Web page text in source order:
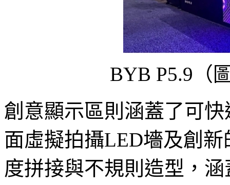
BYB P5.9（
創意顯示區則涵蓋了可
面虛擬拍攝LED墻及創
度拼接與不規則造型，